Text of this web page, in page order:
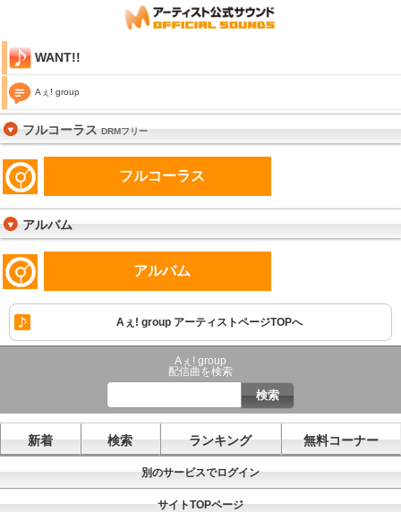
WANT!!
Aぇ! group
フルコーラスDRMフリー
フルコーラス
アルバム
アルバム
Aぇ! group アーティストページTOPへ
Aぇ! group
配信曲を検索
新着 検索 ランキング 無料コーナー
別のサービスでログイン
サイトTOPページ